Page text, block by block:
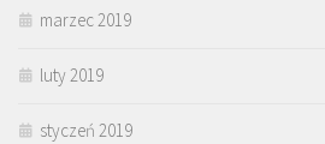
marzec 2019
luty 2019
styczeń 2019